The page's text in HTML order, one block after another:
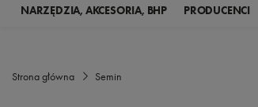
NARZĘDZIA, AKCESORIA, BHP PRODUCENCI
Strona główna Semin